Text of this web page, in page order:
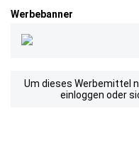
Werbebanner
Um dieses Werbemittel
einloggen oder